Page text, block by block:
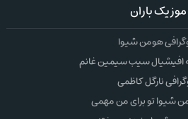
موزیک باران
هومن شیوا
افیشیال سیب سیمین غانم
نارگل کاظمی
شیوا تو برای من مهمی